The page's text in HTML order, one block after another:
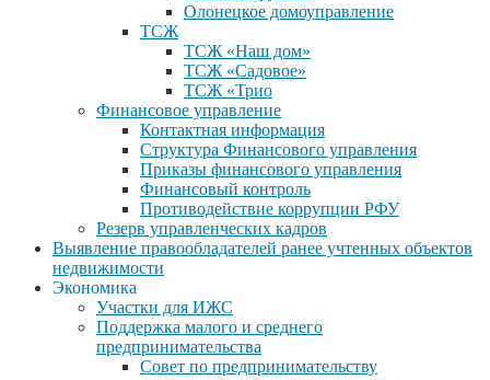
Олонецкое домоуправление
ТСЖ
ТСЖ «Наш дом»
ТСЖ «Садовое»
ТСЖ «Трио
Финансовое управление
Контактная информация
Структура Финансового управления
Приказы финансового управления
Финансовый контроль
Противодействие коррупции РФУ
Резерв управленческих кадров
Выявление правообладателей ранее учтенных объектов
недвижимости
Экономика
Участки для ИЖС
Поддержка малого и среднего
предпринимательства
Совет по предпринимательству